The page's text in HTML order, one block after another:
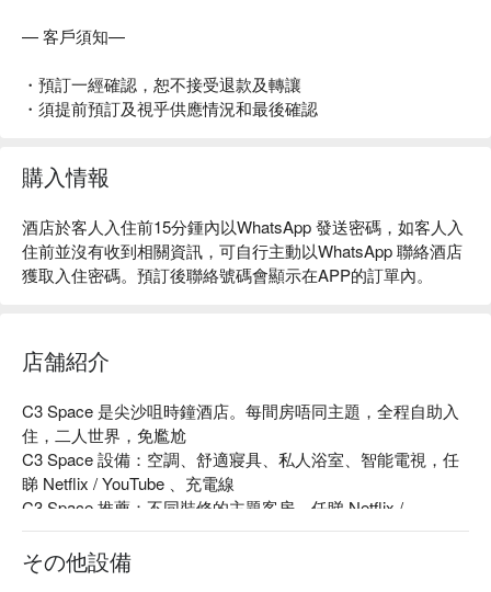
— 客戶須知—
・預訂一經確認，恕不接受退款及轉讓
・須提前預訂及視乎供應情況和最後確認
購入情報
酒店於客人入住前15分鍾內以WhatsApp 發送密碼，如客人入
住前並沒有收到相關資訊，可自行主動以WhatsApp 聯絡酒店
獲取入住密碼。預訂後聯絡號碼會顯示在APP的訂單內。
店舗紹介
C3 Space 是尖沙咀時鐘酒店。每間房唔同主題，全程自助入
住，二人世界，免尷尬
C3 Space 設備：空調、舒適寢具、私人浴室、智能電視，任
睇 Netflix / YouTube 、充電線
C3 Space 推薦：不同裝修的主題客房、任睇 Netflix /
YouTube、交通便利、全程自助 check-in
C3 Space 爆房、C3 Space 自助時鐘酒店、C3 Space 尖沙咀
時鐘酒店優惠資訊立刻查看⬇︎
その他設備